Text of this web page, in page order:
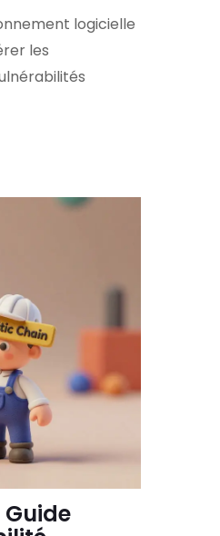
logicielle
les